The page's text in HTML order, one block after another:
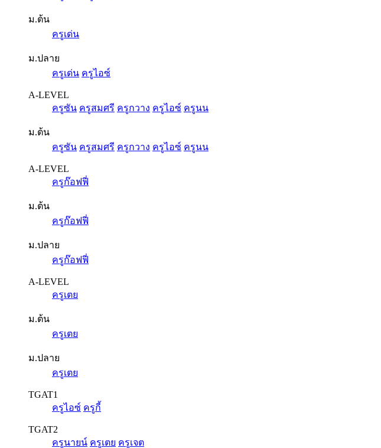
ม.ต้น
ครูเด่น
ม.ปลาย
ครูเด่น ครูไอซ์
A-LEVEL
ครูซัน ครูสมศรี ครูกวาง ครูไอซ์ ครูนน
ม.ต้น
ครูซัน ครูสมศรี ครูกวาง ครูไอซ์ ครูนน
A-LEVEL
ครูก๊อฟฟี่
ม.ต้น
ครูก๊อฟฟี่
ม.ปลาย
ครูก๊อฟฟี่
A-LEVEL
ครูเตย
ม.ต้น
ครูเตย
ม.ปลาย
ครูเตย
TGAT1
ครูไอซ์ ครูกี้
TGAT2
ครูนายน์ ครูเตย ครูเจต